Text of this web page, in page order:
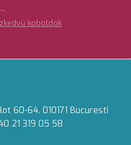
koboldok
60-64. 010171 Bucuresti
21 319 05 58